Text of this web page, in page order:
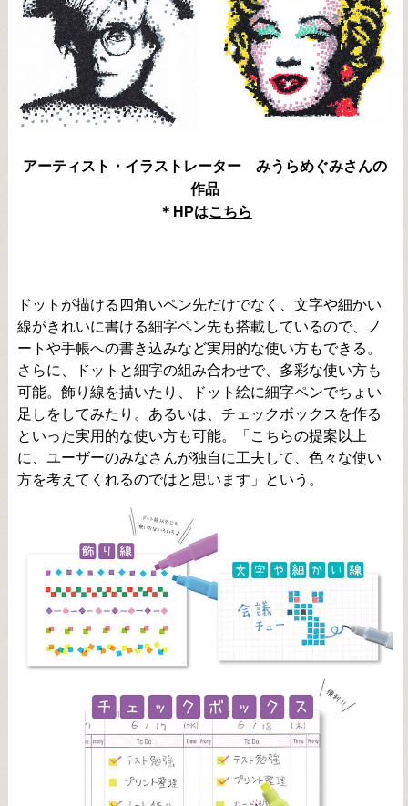
アーティスト・イラストレーター みうらめぐみさんの
作品
＊HPはこちら
ドットが描ける四角いペン先だけでなく、文字や細かい
線がきれいに書ける細字ペン先も搭載しているので、ノ
ートや手帳への書き込みなど実用的な使い方もできる。
さらに、ドットと細字の組み合わせで、多彩な使い方も
可能。飾り線を描いたり、ドット絵に細字ペンでちょい
足しをしてみたり。あるいは、チェックボックスを作る
といった実用的な使い方も可能。「こちらの提案以上
に、ユーザーのみなさんが独自に工夫して、色々な使い
方を考えてくれるのではと思います」という。